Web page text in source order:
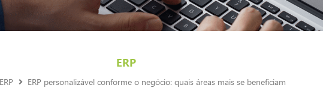
ERP
ERP ERP personalizável conforme o negócio: quais áreas mais se beneficiam